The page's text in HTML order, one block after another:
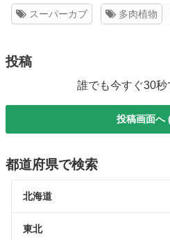
スーパーカブ 多肉植物
投稿
誰でも今すぐ30秒
投稿画面へ
都道府県で検索
北海道
東北